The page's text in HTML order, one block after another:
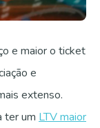
e maior o ticket
e
extenso.
ter um LTV maior